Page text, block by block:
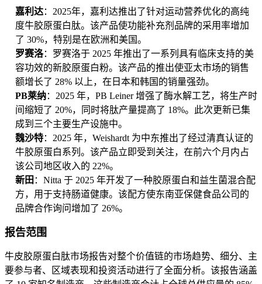
嘉利达：2025年，嘉利达推出了针对运动营养优化的高纯
度牛胶原蛋白肽。该产品使功能补充剂品牌的采用率增加
了 30%，特别是在欧洲和美国。
罗赛洛：罗赛洛于 2025 年推出了一系列具有临床支持的美
容功效的新胶原蛋白粉。该产品的推出使亚太市场的销售
额增长了 28% 以上，在日本和韩国的销量强劲。
PB莱纳：2025 年，PB Leiner 增强了酶水解工艺，将生产时
间缩短了 20%，同时将肽产量提高了 18%。此次更新已集
成到三个主要生产设施中。
魏沙特：2025 年，Weishardt 为中东推出了经过清真认证的
牛胶原蛋白系列。该产品立即受到关注，在前六个月内占
该公司地区收入的 22%。
新田 ：Nitta 于 2025 年开发了一种胶原蛋白和益生菌混合配
方，用于支持肠道健康。该配方使东南亚保健食品公司的
品牌合作询问增加了 26%。
报告范围
牛皮胶原蛋白肽市场报告对整个价值链的市场趋势、细分、主
要参与者、区域表现和投资活动进行了全面分析。该报告涵盖